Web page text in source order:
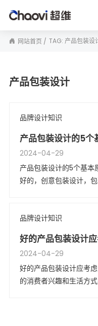
网站首页 TAG: 产品包装设
产品包装设计
品牌设计知识
产品包装设计的5个
2024-04-29
产品包装设计的5个基本
好的，创意包装设计，
品牌设计知识
好的产品包装设计
2024-04-29
好的产品包装设计应考
的消费者兴趣和生活方